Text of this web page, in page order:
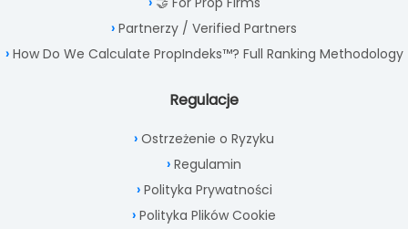
Partnerzy / Verified Partners
How Do We Calculate PropIndeks™? Full Ranking Methodology
Regulacje
Ostrzeżenie o Ryzyku
Regulamin
Polityka Prywatności
Polityka Plików Cookie